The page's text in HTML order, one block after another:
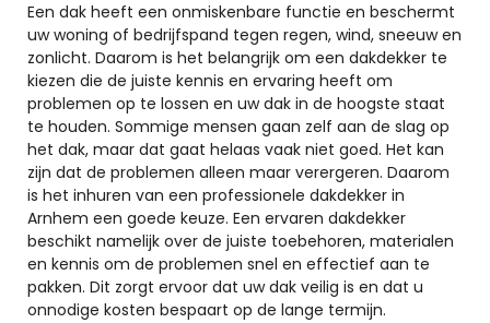
Een dak heeft een onmiskenbare functie en beschermt
uw woning of bedrijfspand tegen regen, wind, sneeuw en
zonlicht. Daarom is het belangrijk om een dakdekker te
kiezen die de juiste kennis en ervaring heeft om
problemen op te lossen en uw dak in de hoogste staat
te houden. Sommige mensen gaan zelf aan de slag op
het dak, maar dat gaat helaas vaak niet goed. Het kan
zijn dat de problemen alleen maar verergeren. Daarom
is het inhuren van een professionele dakdekker in
Arnhem een goede keuze. Een ervaren dakdekker
beschikt namelijk over de juiste toebehoren, materialen
en kennis om de problemen snel en effectief aan te
pakken. Dit zorgt ervoor dat uw dak veilig is en dat u
onnodige kosten bespaart op de lange termijn.